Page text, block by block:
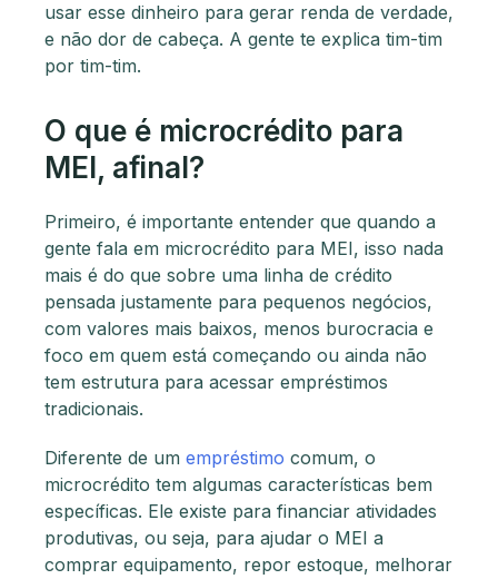
usar esse dinheiro para gerar renda de verdade,
e não dor de cabeça. A gente te explica tim-tim
por tim-tim.
O que é microcrédito para
MEI, afinal?
Primeiro, é importante entender que quando a
gente fala em microcrédito para MEI, isso nada
mais é do que sobre uma linha de crédito
pensada justamente para pequenos negócios,
com valores mais baixos, menos burocracia e
foco em quem está começando ou ainda não
tem estrutura para acessar empréstimos
tradicionais.
Diferente de um empréstimo comum, o
microcrédito tem algumas características bem
específicas. Ele existe para financiar atividades
produtivas, ou seja, para ajudar o MEI a
comprar equipamento, repor estoque, melhorar